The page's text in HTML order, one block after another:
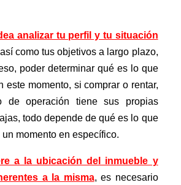
analizar tu perfil y tu situación
como tus objetivos a largo plazo,
poder determinar qué es lo que
este momento, si comprar o rentar,
de operación tiene sus propias
todo depende de qué es lo que
momento en específico.
a la ubicación del inmueble y
a la misma, es necesario